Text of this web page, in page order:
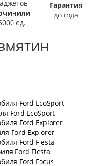
ед.
Гарантия
до года
Ford EcoSport
Ford Explorer
Ford Fiesta